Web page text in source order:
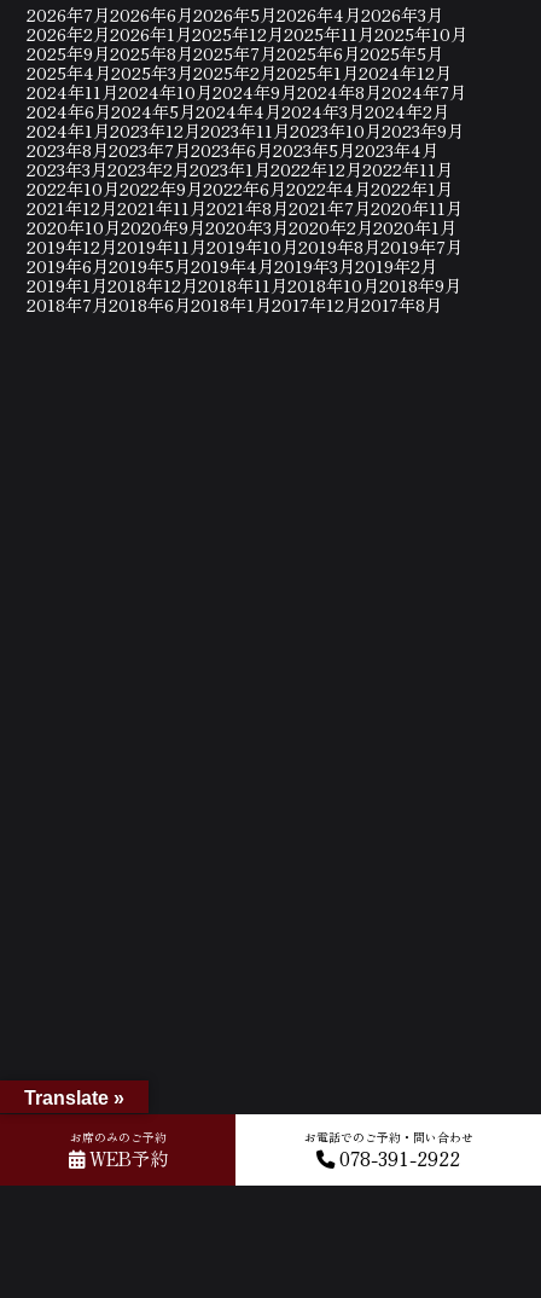
2026年7月2026年6月2026年5月2026年4月2026年3月
2026年2月2026年1月2025年12月2025年11月2025年10月
2025年9月2025年8月2025年7月2025年6月2025年5月
2025年4月2025年3月2025年2月2025年1月2024年12月
2024年11月2024年10月2024年9月2024年8月2024年7月
2024年6月2024年5月2024年4月2024年3月2024年2月
2024年1月2023年12月2023年11月2023年10月2023年9月
2023年8月2023年7月2023年6月2023年5月2023年4月
2023年3月2023年2月2023年1月2022年12月2022年11月
2022年10月2022年9月2022年6月2022年4月2022年1月
2021年12月2021年11月2021年8月2021年7月2020年11月
2020年10月2020年9月2020年3月2020年2月2020年1月
2019年12月2019年11月2019年10月2019年8月2019年7月
2019年6月2019年5月2019年4月2019年3月2019年2月
2019年1月2018年12月2018年11月2018年10月2018年9月
2018年7月2018年6月2018年1月2017年12月2017年8月
お席のみのご予約
WEB予約
お電話でのご予約・問い合わせ
078-391-2922
Translate »